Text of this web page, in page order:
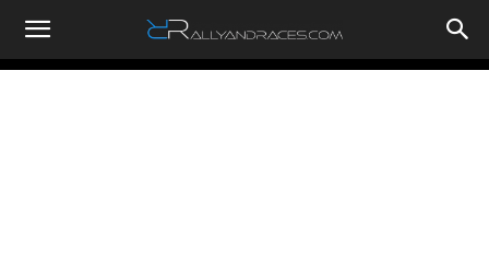
RallyandRaces.com